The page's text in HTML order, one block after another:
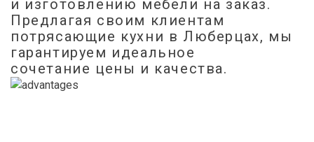
и изготовлению мебели на заказ.
Предлагая своим клиентам
потрясающие кухни в Люберцах, мы
гарантируем идеальное
сочетание цены и качества.